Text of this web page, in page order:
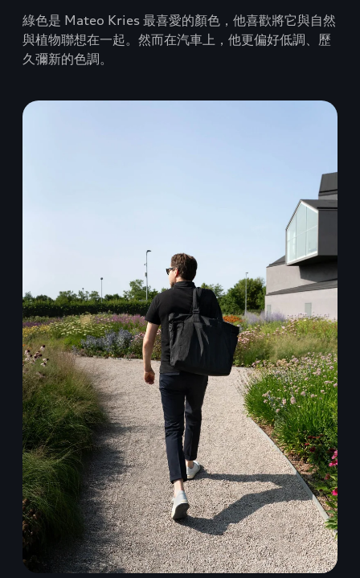
綠色是 Mateo Kries 最喜愛的顏色，他喜歡將它與自然
與植物聯想在一起。然而在汽車上，他更偏好低調、歷
久彌新的色調。